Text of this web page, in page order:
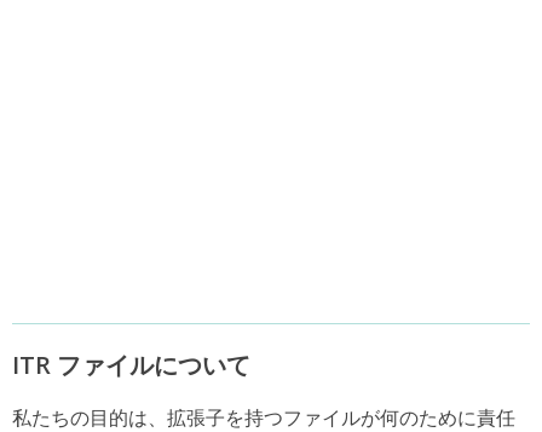
ITR ファイルについて
私たちの目的は、拡張子を持つファイルが何のために責任